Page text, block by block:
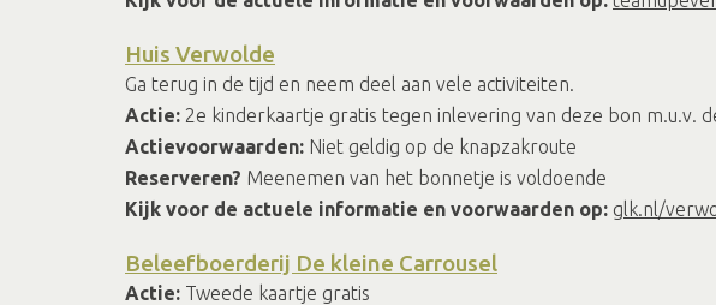
Huis Verwolde
Ga terug in de tijd en neem deel aan vele activiteiten.
Actie: 2e kinderkaartje gratis tegen inlevering van deze bon m.u.v.
Actievoorwaarden: Niet geldig op de knapzakroute
Reserveren? Meenemen van het bonnetje is voldoende
Kijk voor de actuele informatie en voorwaarden op: glk.nl/
Beleefboerderij De kleine Carrousel
Actie: Tweede kaartje gratis